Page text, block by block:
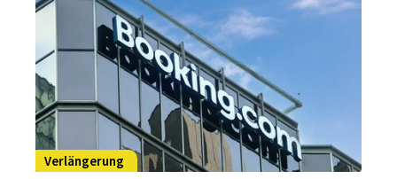
Verlängerung